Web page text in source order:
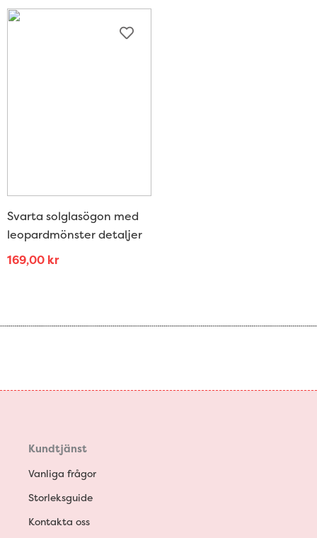
Svarta solglasögon med
leopardmönster detaljer
169,00 kr
Kundtjänst
Vanliga frågor
Storleksguide
Kontakta oss